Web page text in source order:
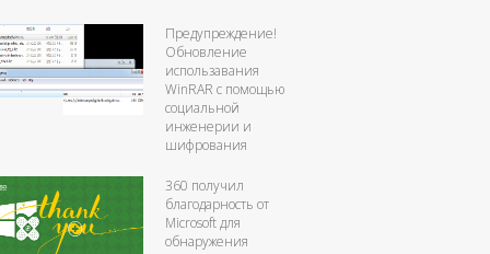
Предупреждение!
Обновление
использавания
WinRAR с помощью
социальной
инженерии и
шифрования
360 получил
благодарность от
Microsoft для
обнаружения